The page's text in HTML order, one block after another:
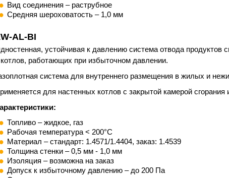
Вид соединения – раструбное
Средняя шероховатость – 1,0 мм
AL-BI
устойчивая к давлению система отвода продуктов
работающих при избыточном давлении.
система для внутреннего размещения в жилых и
для настенных котлов с закрытой камерой сгорания
Топливо – жидкое, газ
Рабочая температура < 200°C
Материал – стандарт: 1.4571/1.4404, заказ: 1.4539
Толщина стенки – 0,5 мм - 1,0 мм
Изоляция – возможна на заказ
Допуск к избыточному давлению – до 200 Па